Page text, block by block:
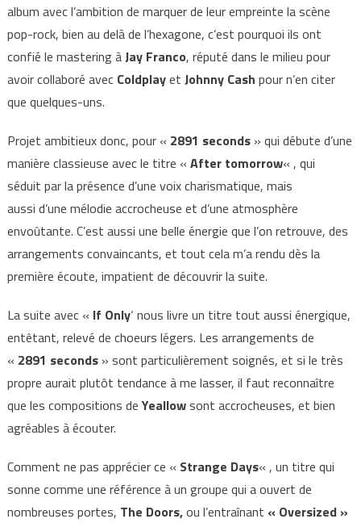
album avec l’ambition de marquer de leur empreinte la scène
pop-rock, bien au delà de l’hexagone, c’est pourquoi ils ont
confié le mastering àJay Franco, réputé dans le milieu pour
avoir collaboré avec Coldplayet Johnny Cash pour n’en citer
que quelques-uns.
Projet ambitieux donc, pour « 2891 seconds» qui débute d’une
manière classieuse avec le titre « After tomorrow« , qui
séduit par la présence d’une voix charismatique, mais
aussi d’une mélodie accrocheuse et d’une atmosphère
envoûtante. C’est aussi une belle énergie que l’on retrouve, des
arrangements convaincants, et tout cela m’a rendu dès la
première écoute, impatient de découvrir la suite.
La suite avec « If Only‘ nous livre un titre tout aussi énergique,
entêtant, relevé de choeurs légers. Les arrangements de
« 2891 seconds» sont particulièrement soignés, et si le très
propre aurait plutôt tendance à me lasser, il faut reconnaître
que les compositions deYeallowsont accrocheuses, et bien
agréables à écouter.
Comment ne pas apprécier ce « Strange Days« , un titre qui
sonne comme une référence à un groupe qui a ouvert de
nombreuses portes, The Doors,ou l’entraînant « Oversized »